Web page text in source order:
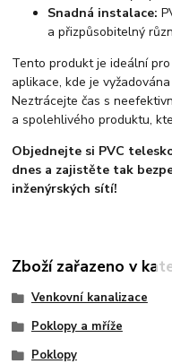
Snadná instalace:
a přizpůsobitelný
Tento produkt je ideální
aplikace, kde je
Neztrácejte čas s
a spolehlivého produktu,
Objednejte si PVC
dnes a zajistěte tak
inženýrských sítí!
Zboží zařazeno v
Venkovní kanalizace
Poklopy a mříže
Poklopy